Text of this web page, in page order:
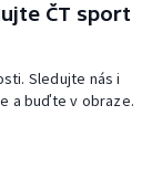
ČT sport
Sledujte nás i
a buďte v obraze.